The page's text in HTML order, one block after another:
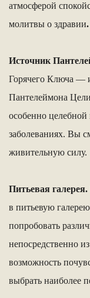
атмосферой
молитвы о здравии.
Источник
Горячего Ключа —
Пантелеймона
особенно
заболеваниях. Вы
живительную силу.
Питьевая галерея.
в питьевую
попробовать
непосредственно
возможность
выбрать наиболее